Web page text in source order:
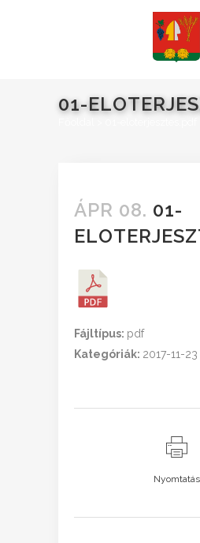
01-
ÁPR 08. 01-
Fájltípus: pdf
Kategóriák: 2017-11-23
Nyomtatás